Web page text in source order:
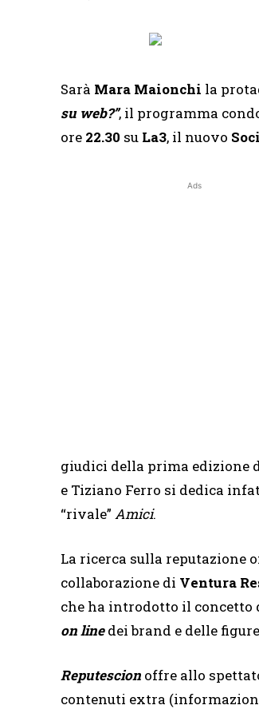
Sarà Mara Maionchi la
su web?”, il programma
ore 22.30 su La3, il nuovo
Ads
giudici della prima edizione
e Tiziano Ferro si dedica
“rivale” Amici.
La ricerca sulla reputazione
collaborazione di Ventura
che ha introdotto il concetto
on linedei brand e delle
Reputescion offre allo
contenuti extra